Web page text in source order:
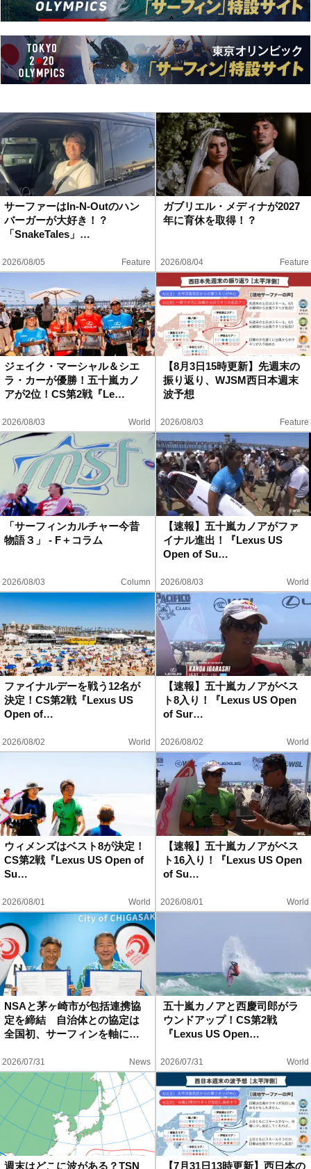
サーファーはIn-N-Outのハン
バーガーが大好き！？
「SnakeTales」…
2026/08/05 Feature
ガブリエル・メディナが2027
年に育休を取得！？
2026/08/04 Feature
ジェイク・マーシャル＆シエ
ラ・カーが優勝！五十嵐カノ
アが2位！CS第2戦『Le…
2026/08/03 World
【8月3日15時更新】先週末の
振り返り、WJSM西日本週末
波予想
2026/08/03 Feature
「サーフィンカルチャー今昔
物語３」 - F＋コラム
2026/08/03 Column
【速報】五十嵐カノアがファ
イナル進出！『Lexus US
Open of Su…
2026/08/03 World
ファイナルデーを戦う12名が
決定！CS第2戦『Lexus US
Open of…
2026/08/02 World
【速報】五十嵐カノアがベス
ト8入り！『Lexus US Open
of Sur…
2026/08/02 World
ウィメンズはベスト8が決定！
CS第2戦『Lexus US Open of
Su…
2026/08/01 World
【速報】五十嵐カノアがベス
ト16入り！『Lexus US Open
of Su…
2026/08/01 World
NSAと茅ヶ崎市が包括連携協
定を締結 自治体との協定は
全国初、サーフィンを軸に…
2026/07/31 News
五十嵐カノアと西慶司郎がラ
ウンドアップ！CS第2戦
『Lexus US Open…
2026/07/31 World
週末はどこに波がある？TSN 【7月31日13時更新】西日本の